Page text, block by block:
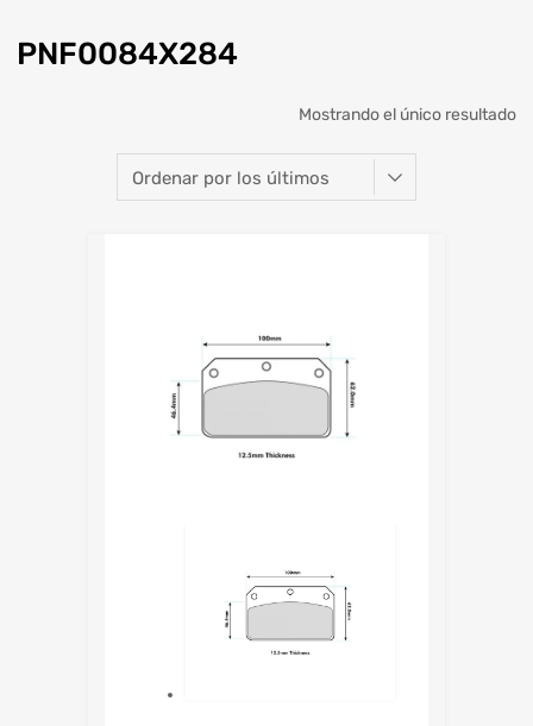
PNF0084X284
Mostrando el único resultado